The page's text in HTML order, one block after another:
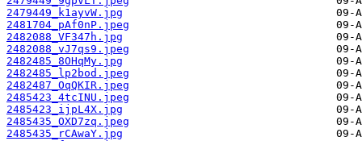
2479449_k1ayvW.jpg
2481704_pAf0nP.jpeg
2482088_VF347h.jpg
2482088_vJ7qs9.jpeg
2482485_8OHqMy.jpg
2482485_lp2bod.jpeg
2482487_OqQKIR.jpeg
2485423_4tcINU.jpeg
2485423_ijpL4X.jpg
2485435_OXD7zq.jpeg
2485435_rCAwaY.jpg